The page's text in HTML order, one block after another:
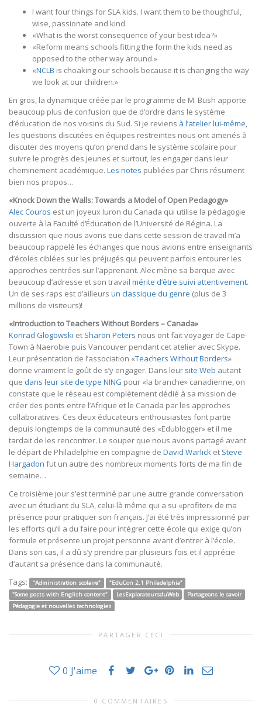
I want four things for SLA kids. I want them to be thoughtful,
wise, passionate and kind.
«What is the worst consequence of your best idea?»
«Reform means schools fitting the form the kids need as
opposed to the other way around.»
«NCLB is choaking our schools because it is changing the way
we look at our children.»
En gros, la dynamique créée par le programme de M. Bush apporte
beaucoup plus de confusion que de d’ordre dans le système
d’éducation de nos voisins du Sud. Si je reviens à l’atelier lui-même,
les questions discutées en équipes restreintes nous ont amenés à
discuter des moyens qu’on prend dans le système scolaire pour
suivre le progrès des jeunes et surtout, les engager dans leur
cheminement académique. Les notes publiées par Chris résument
bien nos propos…
«Knock Down the Walls: Towards a Model of Open Pedagogy»
Alec Couros est un joyeux luron du Canada qui utilise la pédagogie
ouverte à la Faculté d’Éducation de l’Université de Régina. La
discussion que nous avons eue dans cette session de travail m’a
beaucoup rappelé les échanges que nous avions entre enseignants
d’écoles ciblées sur les préjugés qui peuvent parfois entourer les
approches centrées sur l’apprenant. Alec mène sa barque avec
beaucoup d’adresse et son travail mérite d’être suivi attentivement.
Un de ses raps est d’ailleurs un classique du genre (plus de 3
millions de visiteurs)!
«Introduction to Teachers Without Borders – Canada»
Konrad Glogowski et Sharon Peters nous ont fait voyager de Cape-
Town à Naerobie puis Vancouver pendant cet atelier avec Skype.
Leur présentation de l’association «Teachers Without Borders»
donne vraiment le goût de s’y engager. Dans leur site Web autant
que dans leur site de type NING pour «la branche» canadienne, on
constate que le réseau est complètement dédié à sa mission de
créer des ponts entre l’Afrique et le Canada par les approches
collaboratives. Ces deux éducateurs enthousiastes font partie
depuis longtemps de la communauté des «Edublogger» et il me
tardait de les rencontrer. Le souper que nous avons partagé avant
le départ de Philadelphie en compagnie de David Warlick et Steve
Hargadon fut un autre des nombreux moments forts de ma fin de
semaine…
Ce troisième jour s’est terminé par une autre grande conversation
avec un étudiant du SLA, celui-là même qui a su «profiter» de ma
présence pour pratiquer son français. J’ai été très impressionné par
les efforts qu’il a du faire pour intégrer cette école qui exige qu’on
formule et présente un projet personne avant d’entrer à l’école.
Dans son cas, il a dû s’y prendre par plusieurs fois et il apprécie
d’autant sa présence dans la communauté.
Tags:
"Administration scolaire"
"EduCon 2.1 Philadelphia"
"Some posts with English content"
LesExplorateursduWeb
Partageons le savoir
Pédagogie et nouvelles technologies
PARTAGER CECI
0 J'aime
0 COMMENTAIRES